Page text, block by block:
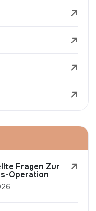
Fragen Zur
Operation